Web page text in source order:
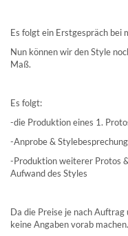
Es folgt ein Erstgespräch bei
Nun können wir den Style
Maß.
Es folgt:
-die Produktion eines 1.
-Anprobe & Stylebesprechung
-Produktion weiterer Protos
Aufwand des Styles
Da die Preise je nach
keine Angaben vorab machen.